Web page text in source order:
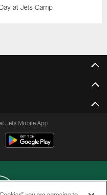
at Jets Camp
Jets Mobile App